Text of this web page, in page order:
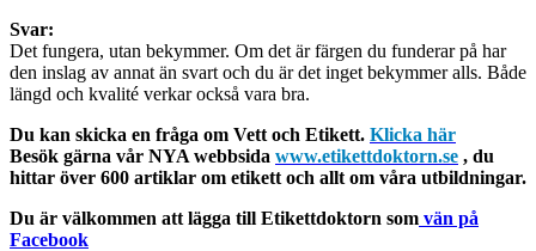
Svar:
Det fungera, utan bekymmer. Om det är färgen du funderar på har
den inslag av annat än svart och du är det inget bekymmer alls. Både
längd och kvalité verkar också vara bra.
Du kan skicka en fråga om Vett och Etikett. Klicka här
Besök gärna vår NYA webbsida www.etikettdoktorn.se , du
hittar över 600 artiklar om etikett och allt om våra utbildningar.
Du är välkommen att lägga till Etikettdoktorn som vän på
Facebook